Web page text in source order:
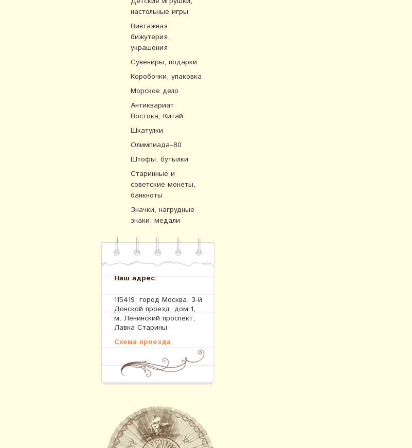
настольные игры
Винтажная
бижутерия,
украшения
Сувениры, подарки
Коробочки, упаковка
Морское дело
Антиквариат
Востока, Китай
Шкатулки
Олимпиада–80
Штофы, бутылки
Старинные и
советские монеты,
банкноты
Значки, нагрудные
знаки, медали
Наш адрес:
115419, город Москва, 3-й
Донской проезд, дом 1,
м. Ленинский проспект,
Лавка Старины
Схема проезда